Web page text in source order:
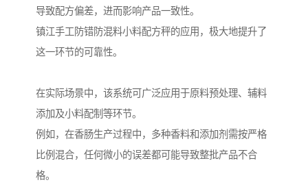
导致配方偏差，进而影响产品一致性。
镇江手工防错防混料小料配方秤的应用，极大地提升了
这一环节的可靠性。
在实际场景中，该系统可广泛应用于原料预处理、辅料
添加及小料配制等环节。
例如，在香肠生产过程中，多种香料和添加剂需按严格
比例混合，任何微小的误差都可能导致整批产品不合
格。